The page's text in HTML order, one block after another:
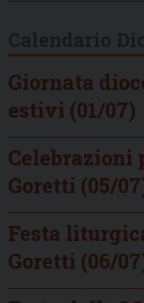
Giornata
estivi (01/07)
Celebrazioni
Goretti (05/
Festa
Goretti (06/